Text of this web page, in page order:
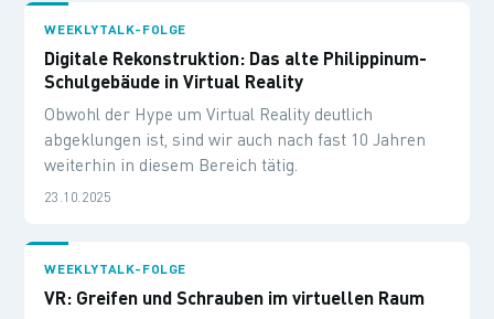
WEEKLYTALK-FOLGE
Digitale Rekonstruktion: Das alte Philippinum-
Schulgebäude in Virtual Reality
Obwohl der Hype um Virtual Reality deutlich
abgeklungen ist, sind wir auch nach fast 10 Jahren
weiterhin in diesem Bereich tätig.
23.10.2025
WEEKLYTALK-FOLGE
VR: Greifen und Schrauben im virtuellen Raum